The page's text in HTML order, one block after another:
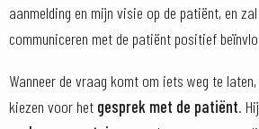
aanmelding en mijn visie op de patiënt, en
communiceren met de patiënt positief
Wanneer de vraag komt om iets weg te
kiezen voor het gesprek met de patiënt.